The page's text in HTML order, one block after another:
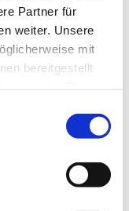
Partner für
weiter. Unsere
mit
bereitgestellt
Mitte.
aus freien,
sich an alle